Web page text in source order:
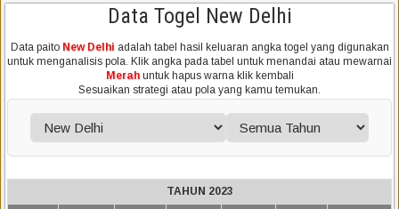
Data Togel New Delhi
Data paito New Delhi adalah tabel hasil keluaran angka togel yang digunakan
untuk menganalisis pola. Klik angka pada tabel untuk menandai atau mewarnai
Merahuntuk hapus warna klik kembali
Sesuaikan strategi atau pola yang kamu temukan.
TAHUN 2023